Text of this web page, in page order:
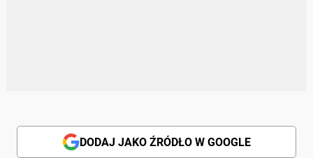
DODAJ JAKO ŹRÓDŁO W GOOGLE